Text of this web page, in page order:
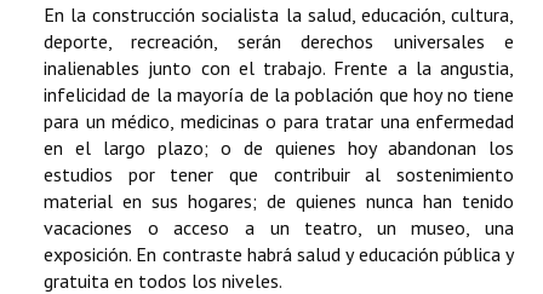
En la construcción socialista la salud, educación, cultura,
deporte, recreación, serán derechos universales e
inalienables junto con el trabajo. Frente a la angustia,
infelicidad de la mayoría de la población que hoy no tiene
para un médico, medicinas o para tratar una enfermedad
en el largo plazo; o de quienes hoy abandonan los
estudios por tener que contribuir al sostenimiento
material en sus hogares; de quienes nunca han tenido
vacaciones o acceso a un teatro, un museo, una
exposición. En contraste habrá salud y educación pública y
gratuita en todos los niveles.